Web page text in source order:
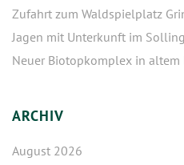
Zufahrt zum Waldspielplatz
Jagen mit Unterkunft im Solling
Neuer Biotopkomplex in altem
ARCHIV
August 2026